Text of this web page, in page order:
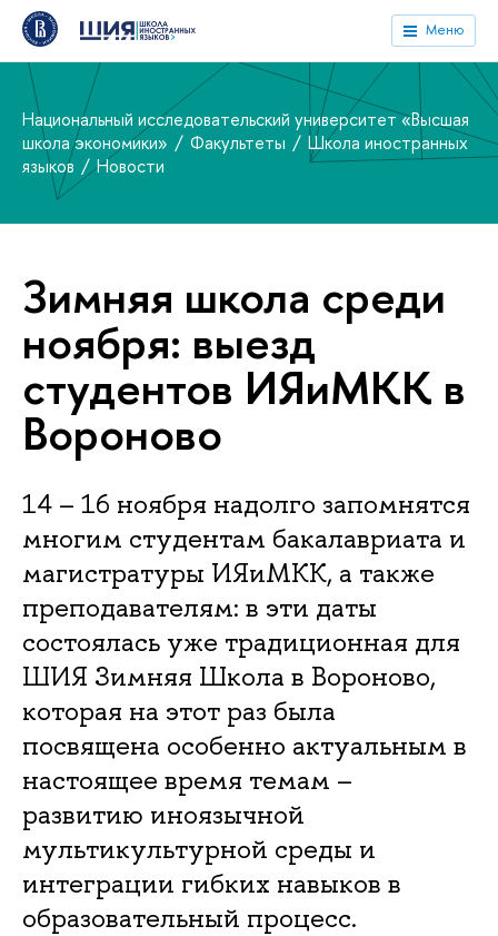
Меню
Национальный исследовательский университет «Высшая
школа экономики»
Факультеты
Школа иностранных
языков
Новости
Зимняя школа среди
ноября: выезд
студентов ИЯиМКК в
Вороново
14 – 16 ноября надолго запомнятся
многим студентам бакалавриата и
магистратуры ИЯиМКК, а также
преподавателям: в эти даты
состоялась уже традиционная для
ШИЯ Зимняя Школа в Вороново,
которая на этот раз была
посвящена особенно актуальным в
настоящее время темам –
развитию иноязычной
мультикультурной среды и
интеграции гибких навыков в
образовательный процесс.